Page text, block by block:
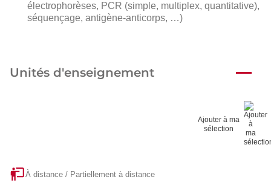
électrophorèses, PCR (simple, multiplex, quantitative),
séquençage, antigène-anticorps, …)
Unités d'enseignement
Ajouter à ma
sélection
À distance / Partiellement à distance